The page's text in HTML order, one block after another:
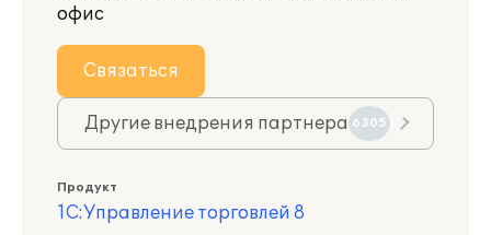
офис
Связаться
Другие внедрения партнера 6305
Продукт
1С:Управление торговлей 8